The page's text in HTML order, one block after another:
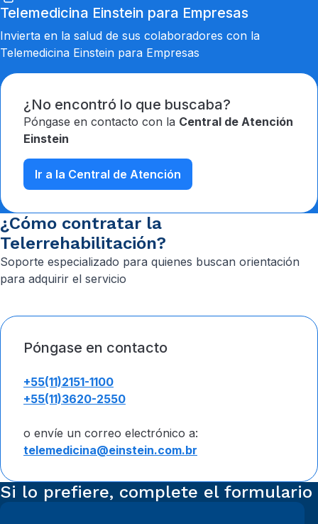
Telemedicina Einstein para Empresas
Invierta en la salud de sus colaboradores con la
Telemedicina Einstein para Empresas
¿No encontró lo que buscaba?
Póngase en contacto con la Central de Atención
Einstein
Ir a la Central de Atención
¿Cómo contratar la
Telerrehabilitación?
Soporte especializado para quienes buscan orientación
para adquirir el servicio
Póngase en contacto
+55(11)2151-1100
+55(11)3620-2550
o envíe un correo electrónico a:
telemedicina@einstein.com.br
Si lo prefiere, complete el formulario